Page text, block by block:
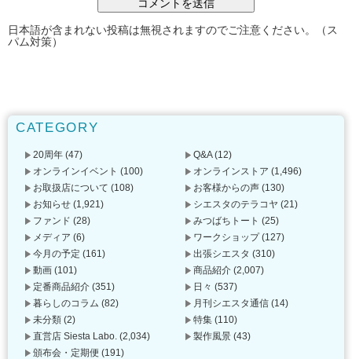
日本語が含まれない投稿は無視されますのでご注意ください。（ス
パム対策）
CATEGORY
20周年 (47) Q&A(12)
オンラインイベント (100) オンラインストア (1,496)
お取扱店について (108) お客様からの声 (130)
お知らせ (1,921) シエスタのテラコヤ (21)
ファンド (28) みつばちトート (25)
メディア (6) ワークショップ(127)
今月の予定 (161) 出張シエスタ (310)
動画 (101) 商品紹介 (2,007)
定番商品紹介 (351) 日々 (537)
暮らしのコラム (82) 月刊シエスタ通信 (14)
未分類 (2) 特集 (110)
直営店 Siesta Labo. (2,034) 製作風景 (43)
頒布会・定期便 (191)